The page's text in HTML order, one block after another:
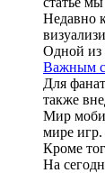
Недавно
Одной из
Важным
Для
также
Мир
мире игр.
Кроме
На